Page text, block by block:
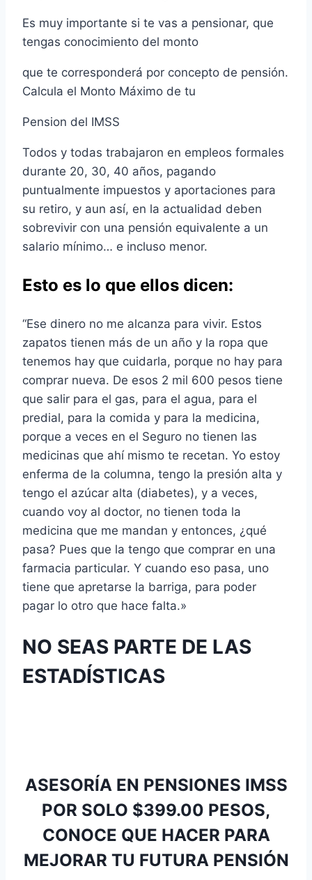
Es muy importante si te vas a pensionar, que
tengas conocimiento del monto
que te corresponderá por concepto de pensión.
Calcula el Monto Máximo de tu
Pension del IMSS
Todos y todas trabajaron en empleos formales
durante 20, 30, 40 años, pagando
puntualmente impuestos y aportaciones para
su retiro, y aun así, en la actualidad deben
sobrevivir con una pensión equivalente a un
salario mínimo… e incluso menor.
Esto es lo que ellos dicen:
“Ese dinero no me alcanza para vivir. Estos
zapatos tienen más de un año y la ropa que
tenemos hay que cuidarla, porque no hay para
comprar nueva. De esos 2 mil 600 pesos tiene
que salir para el gas, para el agua, para el
predial, para la comida y para la medicina,
porque a veces en el Seguro no tienen las
medicinas que ahí mismo te recetan. Yo estoy
enferma de la columna, tengo la presión alta y
tengo el azúcar alta (diabetes), y a veces,
cuando voy al doctor, no tienen toda la
medicina que me mandan y entonces, ¿qué
pasa? Pues que la tengo que comprar en una
farmacia particular. Y cuando eso pasa, uno
tiene que apretarse la barriga, para poder
pagar lo otro que hace falta.»
NO SEAS PARTE DE LAS
ESTADÍSTICAS
ASESORÍA EN PENSIONES IMSS
POR SOLO $399.00 PESOS,
CONOCE QUE HACER PARA
MEJORAR TU FUTURA PENSIÓN